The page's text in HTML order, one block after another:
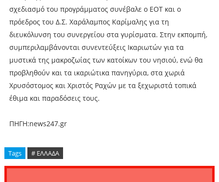
σχεδιασμό του προγράμματος συνέβαλε ο ΕΟΤ και ο
πρόεδρος του Δ.Σ. Χαράλαμπος Καρίμαλης για τη
διευκόλυνση του συνεργείου στα γυρίσματα. Στην εκπομπή,
συμπεριλαμβάνονται συνεντεύξεις Ικαριωτών για τα
μυστικά της μακροζωίας των κατοίκων του νησιού, ενώ θα
προβληθούν και τα ικαριώτικα πανηγύρια, στα χωριά
Χρυσόστομος και Χριστός Ραχών με τα ξεχωριστά τοπικά
έθιμα και παραδόσεις τους.
ΠΗΓΗ:news247.gr
Tags # ΕΛΛΑΔΑ